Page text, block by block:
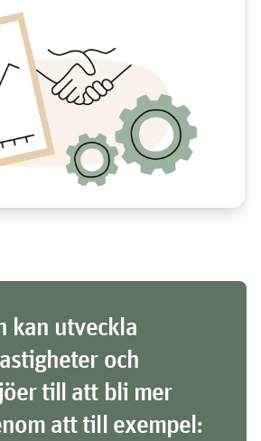
ombyggnad och renovering för din
så kontaktar vi dig!
Intresseförfrågan
kan utveckla
och
till att bli mer
att till exempel: